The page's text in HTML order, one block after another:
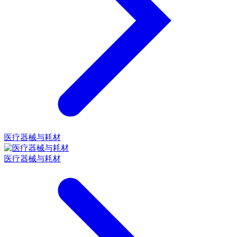
医疗器械与耗材
医疗器械与耗材